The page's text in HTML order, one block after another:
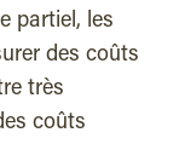
partiel, les
des coûts
très
coûts